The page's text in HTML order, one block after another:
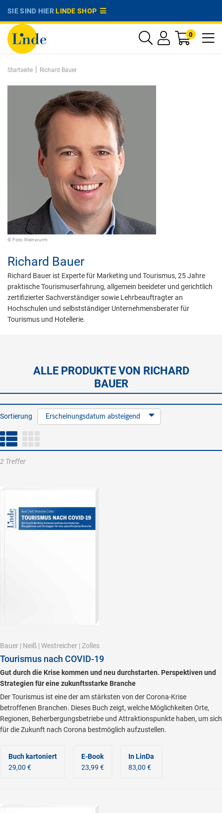
SIE SIND HIERLINDE SHOP
0
Startseite | Richard Bauer
© Foto Weinwurm
Richard Bauer
Richard Bauer ist Experte für Marketing und Tourismus, 25 Jahre
praktische Tourismuserfahrung, allgemein beeideter und gerichtlich
zertifizierter Sachverständiger sowie Lehrbeauftragter an
Hochschulen und selbstständiger Unternehmensberater für
Tourismus und Hotellerie.
ALLE PRODUKTE VON RICHARD
BAUER
Sortierung Erscheinungsdatum absteigend
2 Treffer
Bauer | Neiß | Westreicher | Zolles
Tourismus nach COVID-19
Gut durch die Krise kommen und neu durchstarten. Perspektiven und
Strategien für eine zukunftsstarke Branche
Der Tourismus ist eine der am stärksten von der Corona-Krise
betroffenen Branchen. Dieses Buch zeigt, welche Möglichkeiten Orte,
Regionen, Beherbergungsbetriebe und Attraktionspunkte haben, um sich
für die Zukunft nach Corona bestmöglich aufzustellen.
Buch kartoniert
29,00 €
E-Book
23,99 €
In LinDa
83,00 €